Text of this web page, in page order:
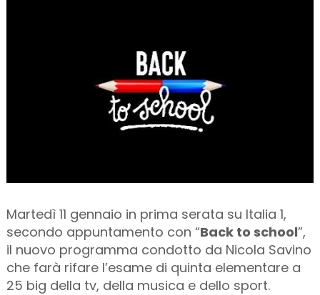
Martedì 11 gennaio in prima serata su Italia 1,
secondo appuntamento con “Back to school”,
il nuovo programma condotto da Nicola Savino
che farà rifare l’esame di quinta elementare a
25 big della tv, della musica e dello sport.